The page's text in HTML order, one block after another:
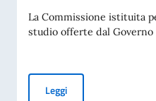
La Commissione istituita
studio offerte dal Governo
LeggiBorse di studio